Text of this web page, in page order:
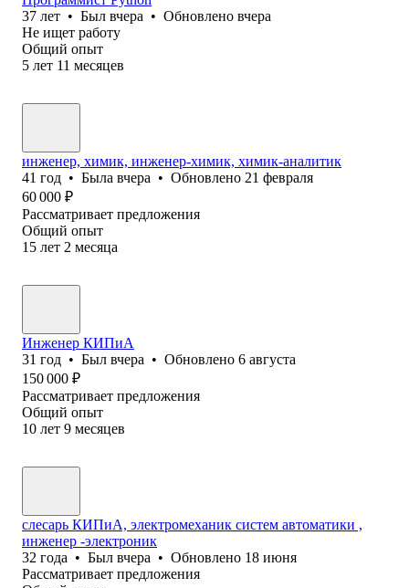
37 лет • Был вчера • Обновлено вчера
Не ищет работу
Общий опыт
5 лет 11 месяцев
инженер, химик, инженер-химик, химик-аналитик
41 год • Была вчера • Обновлено 21 февраля
60 000 ₽
Рассматривает предложения
Общий опыт
15 лет 2 месяца
Инженер КИПиА
31 год • Был вчера • Обновлено 6 августа
150 000 ₽
Рассматривает предложения
Общий опыт
10 лет 9 месяцев
слесарь КИПиА, электромеханик систем автоматики ,
инженер -электроник
32 года • Был вчера • Обновлено 18 июня
Рассматривает предложения